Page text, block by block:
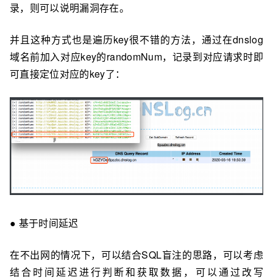
录，则可以说明漏洞存在。
并且这种方式也是遍历key很不错的方法，通过在dnslog
域名前加⼊对应key的randomNum，记录到对应请求时即
可直接定位对应的key了：
● 基于时间延迟
在不出网的情况下，可以结合SQL盲注的思路，可以考虑
结合时间延迟进⾏判断和获取数据，可以通过改写